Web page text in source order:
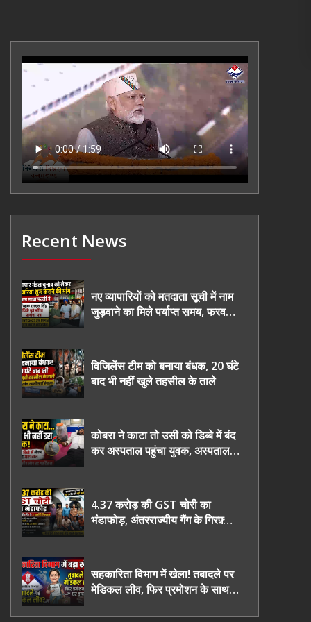
Recent News
नए व्यापारियों को मतदाता सूची में नाम
जुड़वाने का मिले पर्याप्त समय, फरवरी
विजिलेंस टीम को बनाया बंधक, 20 घंटे
बाद भी नहीं खुले तहसील के ताले
कोबरा ने काटा तो उसी को डिब्बे में बंद
कर अस्पताल पहुंचा युवक, अस्पताल में
4.37 करोड़ की GST चोरी का
भंडाफोड़, अंतरराज्यीय गैंग के गिरफ़्तार
सहकारिता विभाग में खेला! तबादले पर
मेडिकल लीव, फिर प्रमोशन के साथ